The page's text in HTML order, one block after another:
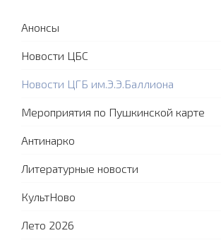
Анонсы
Новости ЦБС
Новости ЦГБ им.Э.Э.Баллиона
Мероприятия по Пушкинской карте
Антинарко
Литературные новости
КультНово
Лето 2026